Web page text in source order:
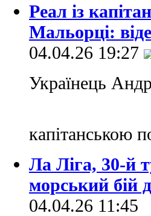
Реал із
Мальорці:
04.04.26 19:27
Українець
капітанською
Ла Ліга, 30-й
морський бій
04.04.26 11:45